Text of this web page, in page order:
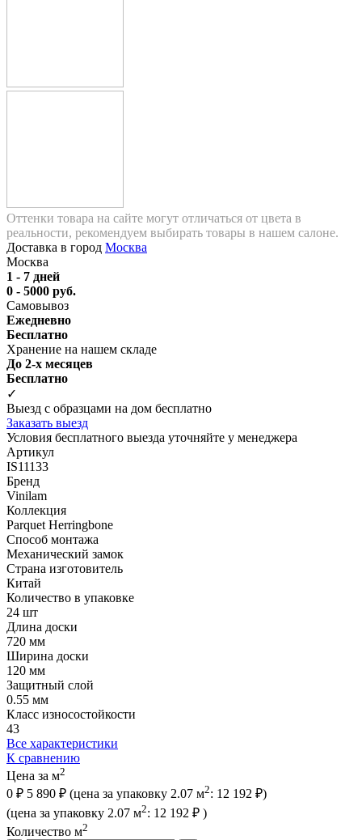
Оттенки товара на сайте могут отличаться от цвета в
реальности, рекомендуем выбирать товары в нашем салоне.
Доставка в город Москва
Москва
1 - 7 дней
0 - 5000 руб.
Самовывоз
Ежедневно
Бесплатно
Хранение на нашем складе
До 2-х месяцев
Бесплатно
✓
Выезд с образцами на дом бесплатно
Заказать выезд
Условия бесплатного выезда уточняйте у менеджера
Артикул
IS11133
Бренд
Vinilam
Коллекция
Parquet Herringbone
Способ монтажа
Механический замок
Страна изготовитель
Китай
Количество в упаковке
24 шт
Длина доски
720 мм
Ширина доски
120 мм
Защитный слой
0.55 мм
Класс износостойкости
43
Все характеристики
К сравнению
Цена за м2
0 ₽ 5 890 ₽ (цена за упаковку 2.07 м2: 12 192 ₽)
(цена за упаковку 2.07 м2: 12 192 ₽ )
Количество м2